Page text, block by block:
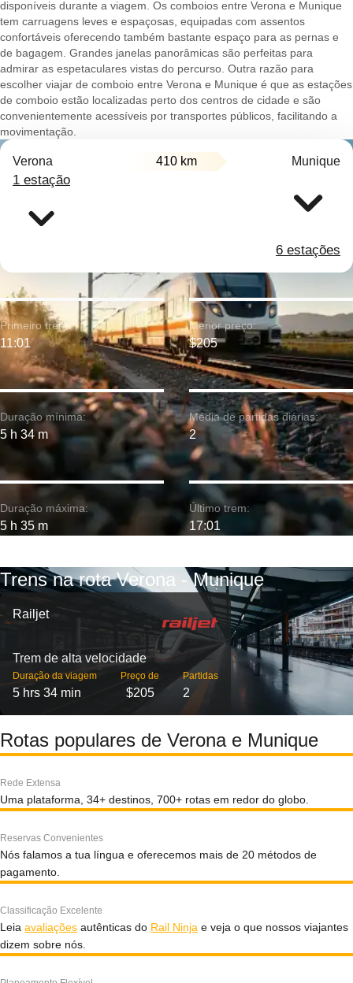
disponíveis durante a viagem. Os comboios entre Verona e Munique
tem carruagens leves e espaçosas, equipadas com assentos
confortáveis oferecendo também bastante espaço para as pernas e
de bagagem. Grandes janelas panorâmicas são perfeitas para
admirar as espetaculares vistas do percurso. Outra razão para
escolher viajar de comboio entre Verona e Munique é que as estações
de comboio estão localizadas perto dos centros de cidade e são
convenientemente acessíveis por transportes públicos, facilitando a
movimentação.
Verona 410 km Munique
1 estação
6 estações
Duração mínima:
5 h 34 m
Primeiro trem:
11:01
Duração máxima:
5 h 35 m
Menor preço:
$205
Média de partidas diárias:
2
Último trem:
17:01
Trens na rota Verona - Munique
Railjet
Trem de alta velocidade
Duração da viagem
5 hrs 34 min
Preço de
$205
Partidas
2
Rotas populares de Verona e Munique
Rede Extensa
Uma plataforma, 34+ destinos, 700+ rotas em redor do globo.
Reservas Convenientes
Nós falamos a tua língua e oferecemos mais de 20 métodos de
pagamento.
Classificação Excelente
Leia avaliações autênticas do Rail Ninja e veja o que nossos viajantes
dizem sobre nós.